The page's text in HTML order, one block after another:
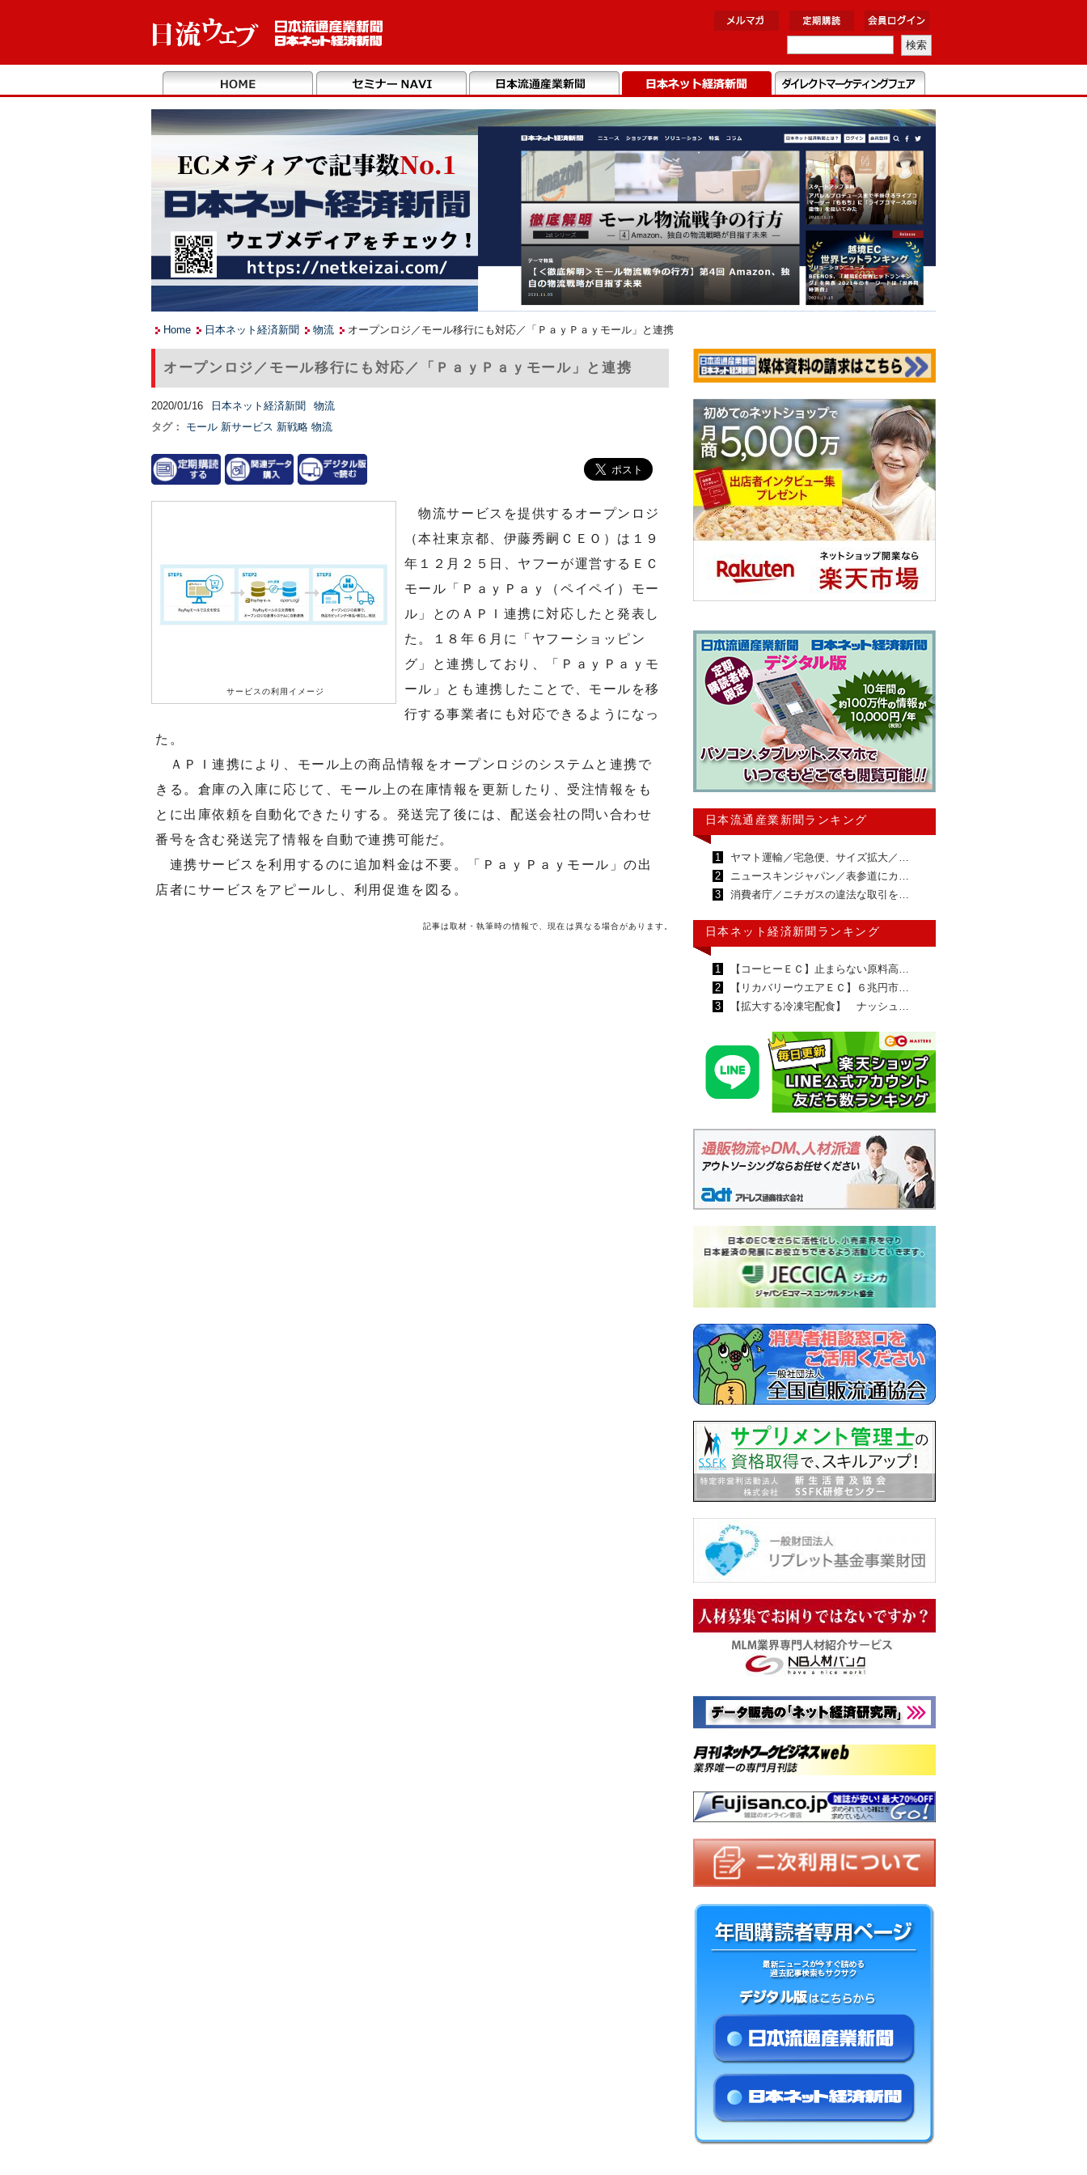
Home 日本ネット経済新聞 物流 オープンロジ／モール移行にも対応／「ＰａｙＰａｙモール」と連携
オープンロジ／モール移行にも対応／「ＰａｙＰａｙモール」と連携
2020/01/16 日本ネット経済新聞
物流
タグ：
モール 新サービス 新戦略 物流
サービスの利用イメージ
物流サービスを提供するオープンロジ
（本社東京都、伊藤秀嗣ＣＥＯ）は１９
年１２月２５日、ヤフーが運営するＥＣ
モール「ＰａｙＰａｙ（ペイペイ）モー
ル」とのＡＰＩ連携に対応したと発表し
た。１８年６月に「ヤフーショッピン
グ」と連携しており、「ＰａｙＰａｙモ
ール」とも連携したことで、モールを移
行する事業者にも対応できるようになっ
た。
ＡＰＩ連携により、モール上の商品情報をオープンロジのシステムと連携で
きる。倉庫の入庫に応じて、モール上の在庫情報を更新したり、受注情報をも
とに出庫依頼を自動化できたりする。発送完了後には、配送会社の問い合わせ
番号を含む発送完了情報を自動で連携可能だ。
連携サービスを利用するのに追加料金は不要。「ＰａｙＰａｙモール」の出
店者にサービスをアピールし、利用促進を図る。
記事は取材・執筆時の情報で、現在は異なる場合があります。
日本流通産業新聞ランキング
1
ヤマト運輸／宅急便、サイズ拡大／…
2
ニュースキンジャパン／表参道にカ…
3
消費者庁／ニチガスの違法な取引を…
日本ネット経済新聞ランキング
1
【コーヒーＥＣ】止まらない原料高…
2
【リカバリーウエアＥＣ】６兆円市…
3
【拡大する冷凍宅配食】 ナッシュ…